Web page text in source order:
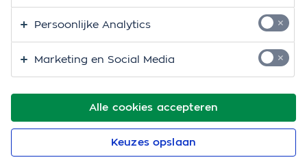
de overgang
premenstrueel syndroom (PMS)
De onderwerpen in deze consulten zijn bijvoorbeeld
opvliegers, stemmingswisselingen tijdens de overgang
of vragen over de menstruatie. Of geconfronteerd
worden met borstkanker.
Alle cookies accepteren
Persoonlijke Analytics
Marketing en Social Media
Keuzes opslaan